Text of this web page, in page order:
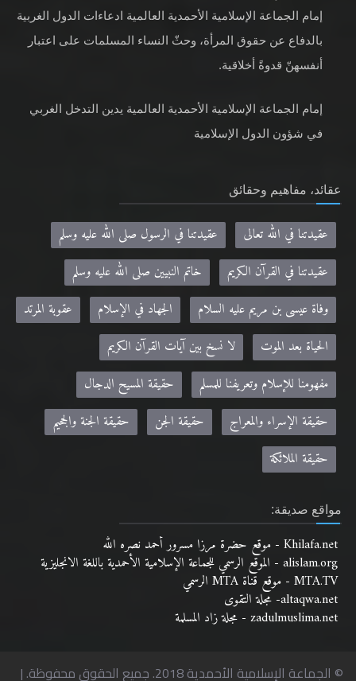
إمام الجماعة الإسلامية الأحمدية العالمية ادعاءات الدول الغربية
بالدفاع عن حقوق المرأة، وحثّ النساء المسلمات على اعتبار
أنفسهنّ قدوةً أخلاقية.
إمام الجماعة الإسلامية الأحمدية العالمية يدين التدخل الغربي
في شؤون الدول الإسلامية
عقائد، مفاهيم وحقائق
عقيدتنا في الله تعالى
عقيدتنا في الرسول صلى الله عليه وسلم
عقيدتنا في القرآن الكريم
خاتم النبيين صلى الله عليه وسلم
وفاة عيسى بن مريم عليه السلام
الجهاد في الإسلام
عقوبة المرتد
الحياة بعد الموت
لا نسخ بين آيات القرآن الكريم
مفهومنا للإسلام وتعريفنا للمسلم
حقيقة المسيح الدجال
حقيقة الإسراء والمعراج
حقيقة الجن
حقيقة الجنة والجحيم
حقيقة الملائكة
مواقع صديقة:
Khilafa.net - موقع حضرة مرزا مسرور أحمد نصره الله
alislam.org - الموقع الرسمي للجماعة الإسلامية الأحمدية باللغة الانجليزية
MTA.TV - موقع قناة MTA الرسمي
altaqwa.net- مجلة التقوى
zadulmuslima.net - مجلة زاد المسلمة
© الجماعة الإسلامية الأحمدية 2018. جميع الحقوق محفوظة. |